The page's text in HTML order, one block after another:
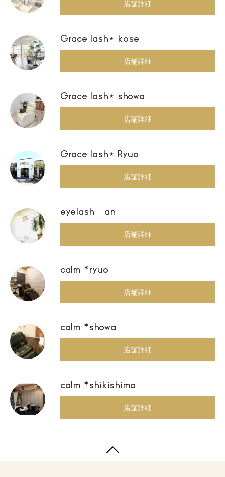
店舗詳細
Grace lash⋆ kose
店舗詳細
Grace lash⋆ showa
店舗詳細
Grace lash⋆ Ryuo
店舗詳細
eyelash an
店舗詳細
calm *ryuo
店舗詳細
calm *showa
店舗詳細
calm *shikishima
店舗詳細